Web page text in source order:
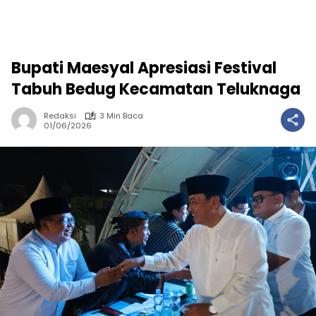
Bupati Maesyal Apresiasi Festival
Tabuh Bedug Kecamatan Teluknaga
Redaksi
3 Min Baca
01/06/2026